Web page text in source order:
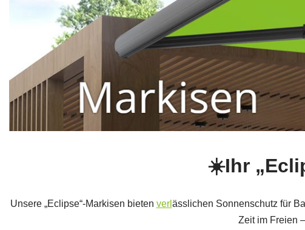
☀️Ihr
Unsere „Eclipse“-Markisen bieten verl ässlichen Sonnenschutz für
Zeit im Freien